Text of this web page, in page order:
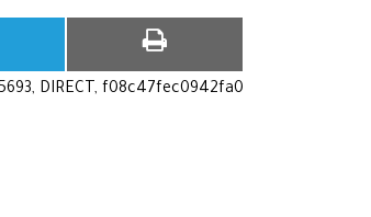
DIRECT, f08c47fec0942fa0